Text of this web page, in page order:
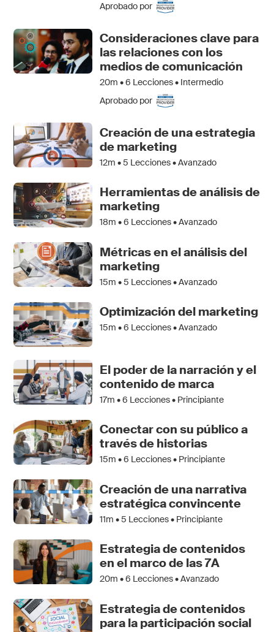
Aprobado por
Consideraciones clave para
las relaciones con los
medios de comunicación
20m •6 Lecciones • Intermedio
Aprobado por
Creación de una estrategia
de marketing
12m •5 Lecciones • Avanzado
Herramientas de análisis de
marketing
18m •6 Lecciones • Avanzado
Métricas en el análisis del
marketing
15m •5 Lecciones • Avanzado
Optimización del marketing
15m •6 Lecciones • Avanzado
El poder de la narración y el
contenido de marca
17m •6 Lecciones • Principiante
Conectar con su público a
través de historias
15m •6 Lecciones • Principiante
Creación de una narrativa
estratégica convincente
11m •5 Lecciones • Principiante
Estrategia de contenidos
en el marco de las 7A
20m •6 Lecciones • Avanzado
Estrategia de contenidos
para la participación social